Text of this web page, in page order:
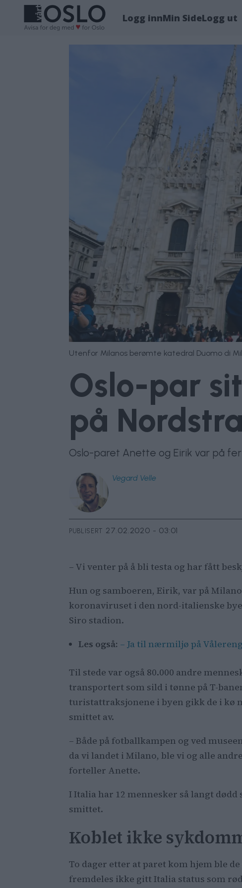
Logg innMin SideLogg ut
Utenfor Milanos berømte katedral Duomo di
Oslo-par
på
Oslo-paret Anette og Eirik var på
Vegard Velle
PUBLISERT 27.02.2020 - 03:01
– Vi venter på å bli testa og har fått
Hun og samboeren, Eirik, var på
koronaviruset i den nord-italienske
Siro stadion.
Les også: – Ja til nærmiljø på
Til stede var også 80.000 andre
transportert som sild i tønne på T-
turistattraksjonene i byen gikk de i kø
smittet av.
– Både på fotballkampen og ved
da vi landet i Milano, ble vi og alle
forteller Anette.
I Italia har 12 mennesker så langt
smittet.
Koblet ikke
To dager etter at paret kom hjem ble
fremdeles ikke gitt Italia status som